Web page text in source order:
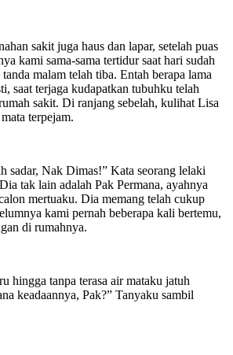
sakit juga haus dan lapar, setelah puas
kami sama-sama tertidur saat hari sudah
malam telah tiba. Entah berapa lama
saat terjaga kudapatkan tubuhku telah
sakit. Di ranjang sebelah, kulihat Lisa
terpejam.
sadar, Nak Dimas!” Kata seorang lelaki
tak lain adalah Pak Permana, ayahnya
mertuaku. Dia memang telah cukup
kami pernah beberapa kali bertemu,
di rumahnya.
hingga tanpa terasa air mataku jatuh
keadaannya, Pak?” Tanyaku sambil